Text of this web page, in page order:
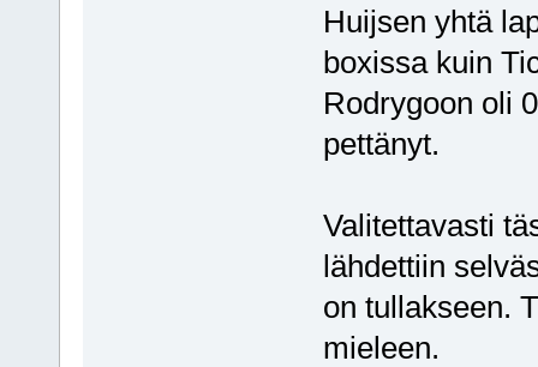
Huijsen yhtä
boxissa kuin
Rodrygoon oli
pettänyt.
Valitettavasti
lähdettiin
on tullakseen.
mieleen.